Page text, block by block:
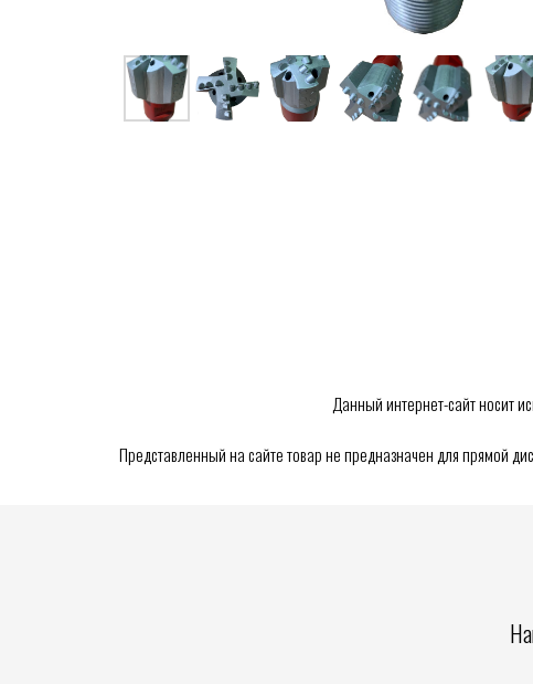
Данный интернет-сайт носит
Представленный на сайте товар не предназначен для прямой